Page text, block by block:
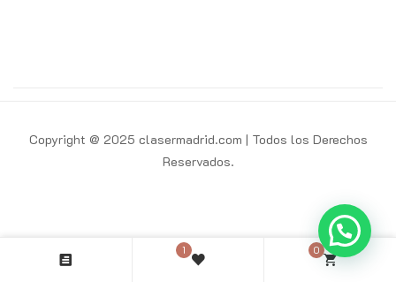
1 0
Copyright @ 2025 clasermadrid.com | Todos los Derechos
Reservados.